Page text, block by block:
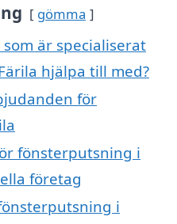
gömma
är specialiserat
hjälpa till med?
för
fönsterputsning i
företag
i